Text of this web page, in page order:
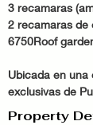
3 recamaras
2 recamaras de
6750Roof
Ubicada en una
exclusivas de
Property